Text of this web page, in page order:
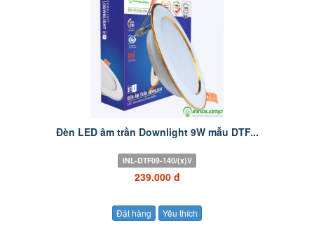
Đèn LED âm trần Downlight 9W mẫu DTF...
INL-DTF09-140/(x)V
239.000 đ
Đặt hàng Yêu thích